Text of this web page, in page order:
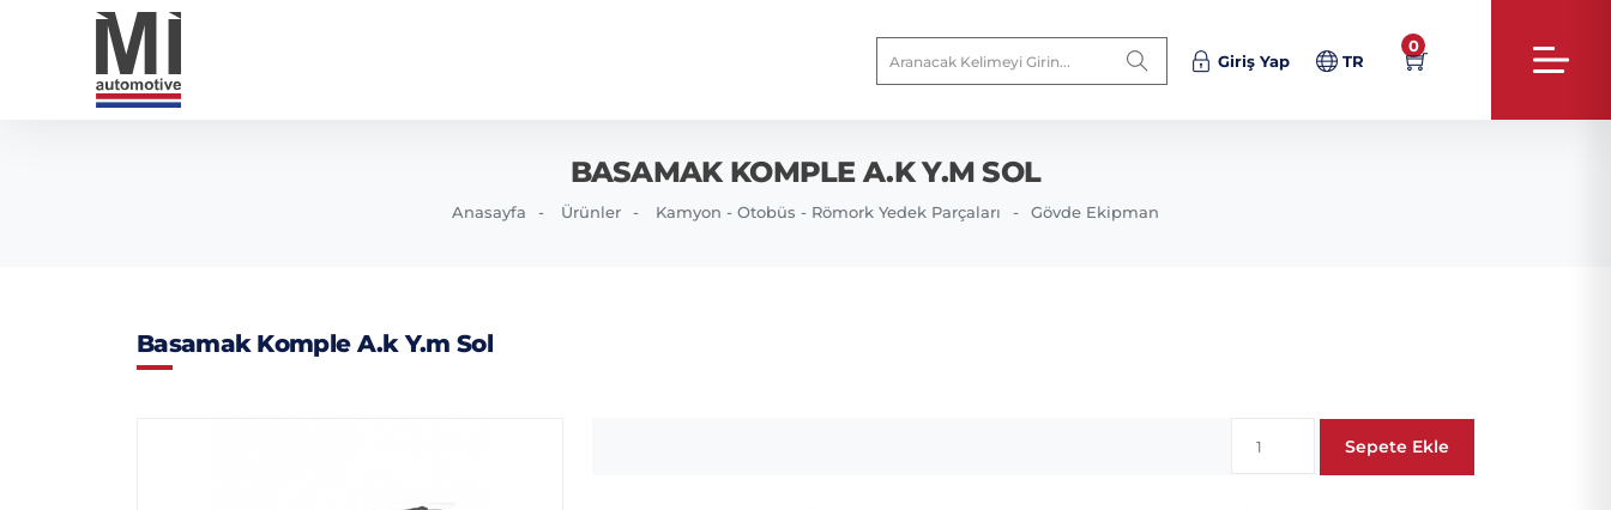
Giriş Yap TR
0
BASAMAK KOMPLE A.K Y.M SOL
Anasayfa Ürünler Kamyon - Otobüs - Römork Yedek Parçaları Gövde Ekipman
Basamak Komple A.k Y.m Sol
Sepete Ekle